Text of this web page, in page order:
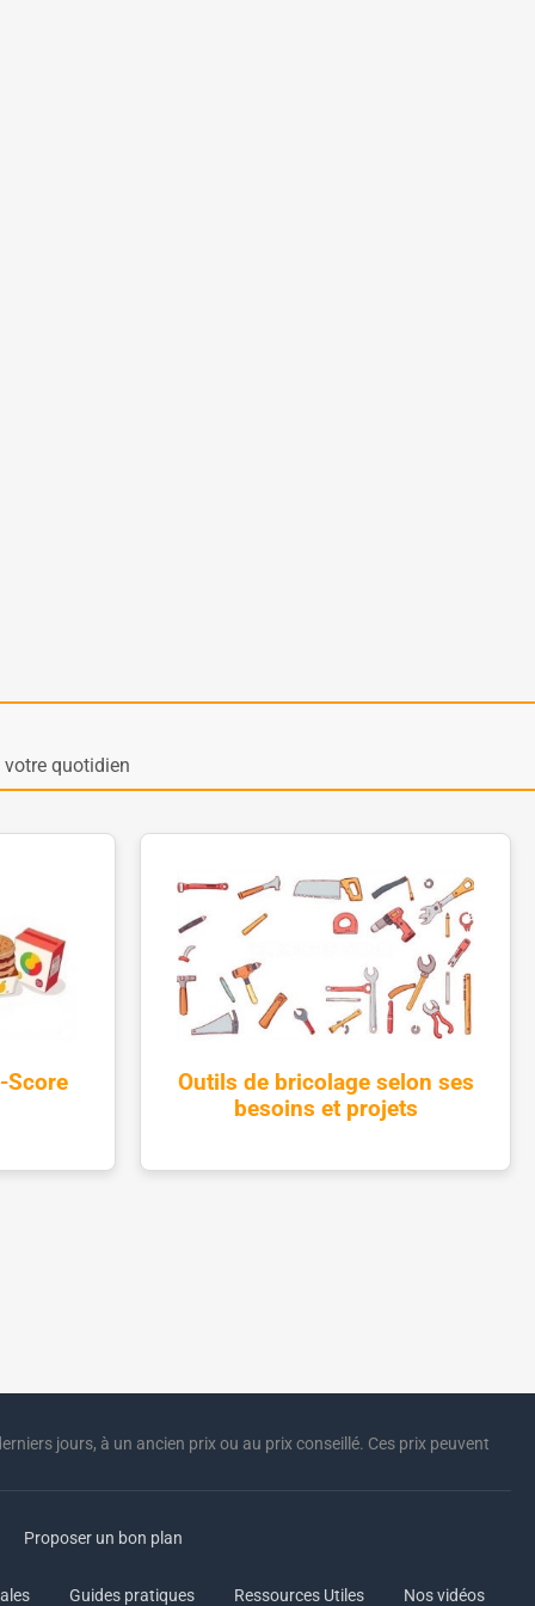
quotidien
Score
Outils de bricolage selon ses
besoins et projets
jours, à un ancien prix ou au prix conseillé. Ces prix peuvent
Proposer un bon plan
Guides pratiques Ressources Utiles Nos vidéos